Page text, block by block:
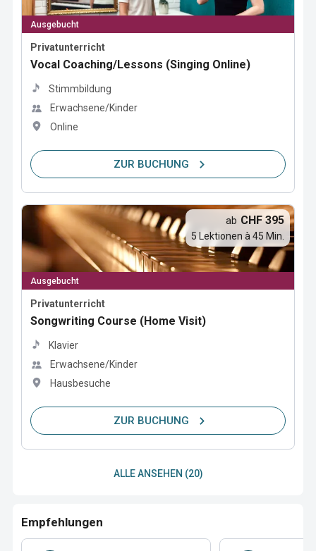
Ausgebucht
Privatunterricht
Vocal Coaching/Lessons (Singing Online)
Stimmbildung
Erwachsene/Kinder
Online
ZUR BUCHUNG
Ausgebucht
Privatunterricht
Songwriting Course (Home Visit)
Klavier
Erwachsene/Kinder
Hausbesuche
ab CHF 395
5 Lektionen à 45 Min.
ZUR BUCHUNG
ALLE ANSEHEN (20)
Empfehlungen